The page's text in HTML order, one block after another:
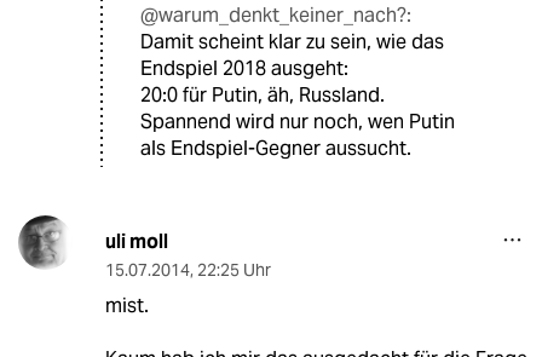
@warum_denkt_keiner_nach?:
Damit scheint klar zu sein, wie das
Endspiel 2018 ausgeht:
20:0 für Putin, äh, Russland.
Spannend wird nur noch, wen Putin
als Endspiel-Gegner aussucht.
uli moll
15.07.2014, 22:25 Uhr
mist.